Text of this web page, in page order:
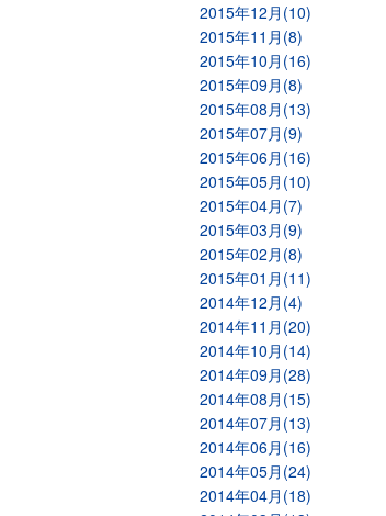
2015年12月(10)
2015年11月(8)
2015年10月(16)
2015年09月(8)
2015年08月(13)
2015年07月(9)
2015年06月(16)
2015年05月(10)
2015年04月(7)
2015年03月(9)
2015年02月(8)
2015年01月(11)
2014年12月(4)
2014年11月(20)
2014年10月(14)
2014年09月(28)
2014年08月(15)
2014年07月(13)
2014年06月(16)
2014年05月(24)
2014年04月(18)